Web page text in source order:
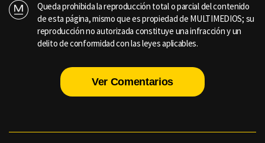
Queda prohibida la reproducción total o parcial del contenido
de esta página, mismo que es propiedad de MULTIMEDIOS; su
reproducción no autorizada constituye una infracción y un
delito de conformidad con las leyes aplicables.
Ver Comentarios